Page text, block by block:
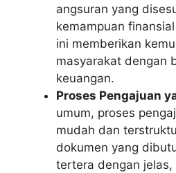
angsuran yang
kemampuan
ini memberikan
masyarakat dengan
keuangan.
Proses Pengajuan
umum, proses
mudah dan
dokumen yang
tertera dengan jelas,